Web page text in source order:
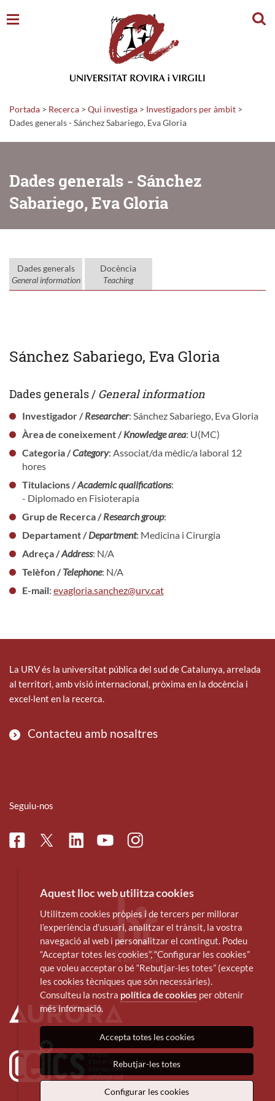
Portada > Recerca > Qui investiga > Investigadors per àmbit >
Dades generals - Sánchez Sabariego, Eva Gloria
Dades generals - Sánchez
Sabariego, Eva Gloria
Dades generals
General information
Docència
Teaching
Sánchez Sabariego, Eva Gloria
Dades generals / General information
Investigador /Researcher: Sánchez Sabariego, Eva Gloria
Àrea de coneixement /Knowledge area: U(MC)
Categoria /Category: Associat/da mèdic/a laboral 12
hores
Titulacions /Academic qualifications:
- Diplomado en Fisioterapia
Grup de Recerca /Research group:
Departament /Department: Medicina i Cirurgia
Adreça /Address: N/A
Telèfon /Telephone: N/A
E-mail: evagloria.sanchez@urv.cat
La URV és la universitat pública del sud de Catalunya, arrelada
al territori, amb visió internacional, pròxima en la docència i
excel·lent en la recerca.
Contacteu amb nosaltres
Seguiu-nos
FacebookTwitterLinkedinYoutubeInstagram
Aquest lloc web utilitza cookies
Utilitzem cookies pròpies i de tercers per millorar
l’experiència d’usuari, analitzar el trànsit, la vostra
navegació al web i personalitzar el contingut. Podeu
“Acceptar totes les cookies”, “Configurar les cookies”
que voleu acceptar o bé “Rebutjar-les totes” (excepte
les cookies tècniques que són necessàries).
Consulteu la nostra política de cookies per obtenir
més informació.
Accepta totes les cookies
Rebutjar-les totes
Configurar les cookies